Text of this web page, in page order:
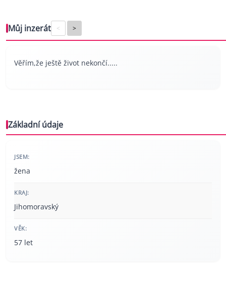
Můj inzerát < >
Věřím,že ještě život nekončí.....
Základní údaje
JSEM:
žena
KRAJ:
Jihomoravský
VĚK:
57 let